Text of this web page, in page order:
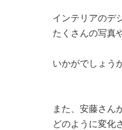
インテリアのデ
たくさんの写真
いかがでしょう
また、安藤さん
どのように変化